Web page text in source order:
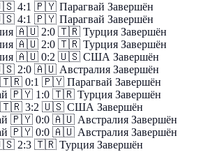
4:1 🇵🇾 Парагвай Завершён
4:1 🇵🇾 Парагвай Завершён
🇦🇺 2:0 🇹🇷 Турция Завершён
🇦🇺 2:0 🇹🇷 Турция Завершён
🇦🇺 0:2 🇺🇸 США Завершён
2:0 🇦🇺 Австралия Завершён
🇹🇷 0:1 🇵🇾 Парагвай Завершён
🇵🇾 1:0 🇹🇷 Турция Завершён
🇹🇷 3:2 🇺🇸 США Завершён
🇵🇾 0:0 🇦🇺 Австралия Завершён
🇵🇾 0:0 🇦🇺 Австралия Завершён
2:3 🇹🇷 Турция Завершён